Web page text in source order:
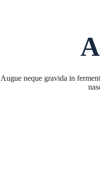
Augue neque gravida in